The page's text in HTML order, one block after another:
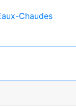
Chaudes